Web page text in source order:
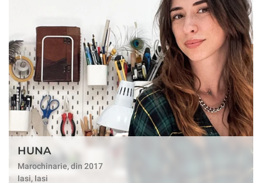
HUNA
Marochinarie, din 2017
Iasi, Iasi